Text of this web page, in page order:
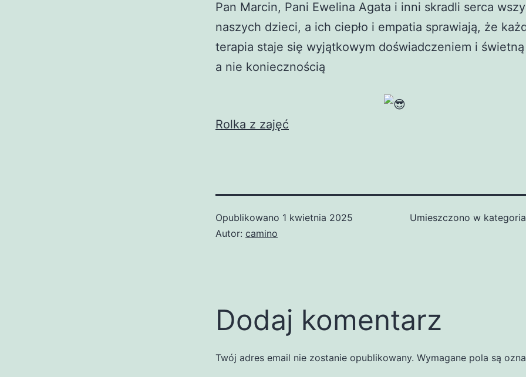
Pan Marcin, Pani Ewelina Agata i inni skradli serca
naszych dzieci, a ich ciepło i empatia sprawiają, że
terapia staje się wyjątkowym doświadczeniem i
a nie koniecznością
Rolka z zajęć
Opublikowano 1 kwietnia 2025
Autor: camino
Umieszczono w
Dodaj komentarz
Twój adres email nie zostanie opublikowany. Wymagane pola są